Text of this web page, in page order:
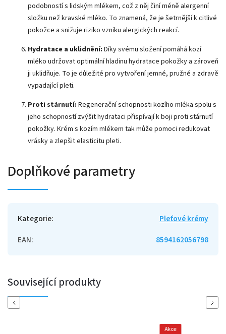
podobností s lidským mlékem, což z něj činí méně alergenní
složku než kravské mléko. To znamená, že je šetrnější k citlivé
pokožce a snižuje riziko vzniku alergických reakcí.
Hydratace a uklidnění: Díky svému složení pomáhá kozí
mléko udržovat optimální hladinu hydratace pokožky a zároveň
ji uklidňuje. To je důležité pro vytvoření jemné, pružné a zdravě
vypadající pleti.
Proti stárnutí: Regenerační schopnosti kozího mléka spolu s
jeho schopností zvýšit hydrataci přispívají k boji proti stárnutí
pokožky. Krém s kozím mlékem tak může pomoci redukovat
vrásky a zlepšit elasticitu pleti.
Doplňkové parametry
Kategorie:
Pleťové krémy
EAN: 8594162056798
Související produkty
Previous Next